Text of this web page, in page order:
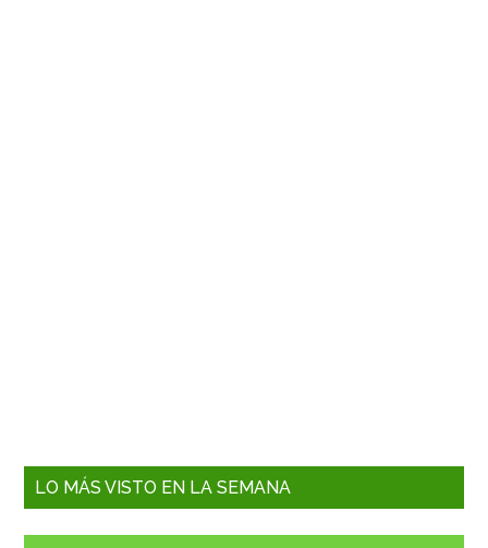
LO MÁS VISTO EN LA SEMANA